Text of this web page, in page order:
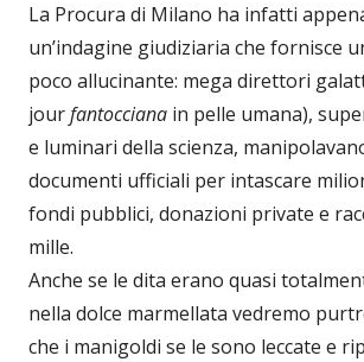
La Procura di Milano ha infatti
un’indagine giudiziaria che fornisce
poco allucinante: mega direttori
jourfantocciana in pelle umana),
e luminari della scienza,
documenti ufficiali per intascare
fondi pubblici, donazioni private e
mille.
Anche se le dita erano quasi
nella dolce marmellata vedremo
che i manigoldi se le sono leccate e